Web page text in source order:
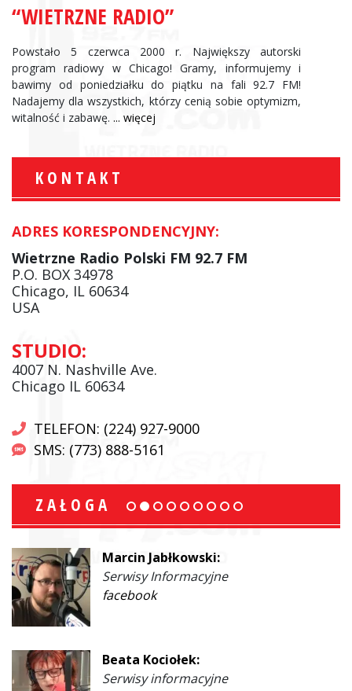
“WIETRZNE RADIO”
Powstało 5 czerwca 2000 r. Największy autorski
program radiowy w Chicago! Gramy, informujemy i
bawimy od poniedziałku do piątku na fali 92.7 FM!
Nadajemy dla wszystkich, którzy cenią sobie optymizm,
witalność i zabawę. ... więcej
KONTAKT
ADRES KORESPONDENCYJNY:
Wietrzne Radio Polski FM 92.7 FM
P.O. BOX 34978
Chicago, IL 60634
USA
STUDIO:
4007 N. Nashville Ave.
Chicago IL 60634
TELEFON: (224) 927-9000
SMS: (773) 888-5161
ZAŁOGA
Marcin Jabłkowski:
Serwisy Informacyjne
facebook
Beata Kociołek:
Serwisy informacyjne